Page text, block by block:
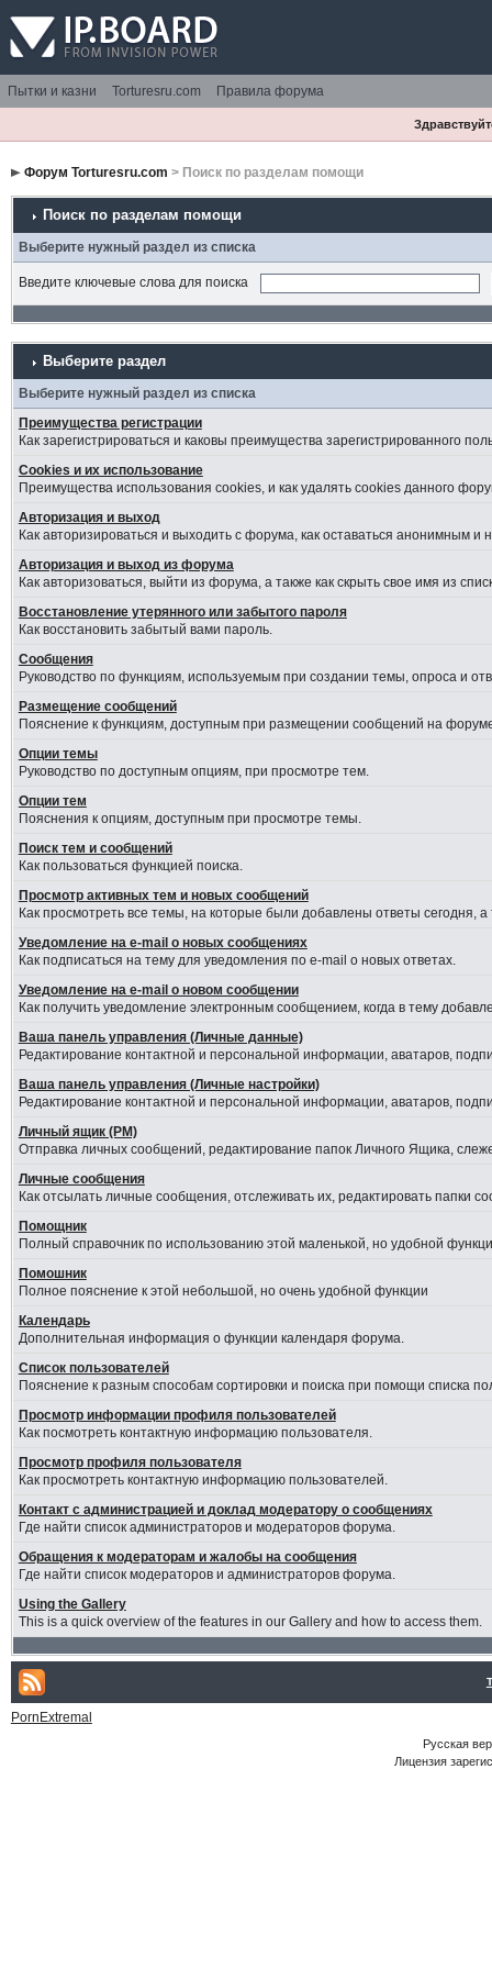
Пытки и казни Torturesru.com Правила форума
Форум Torturesru.com > Поиск по разделам помощи
Поиск по разделам помощи
Выберите нужный раздел из списка
Введите ключевые слова для поиска
Выберите раздел
Выберите нужный раздел из списка
Преимущества регистрации
Как зарегистрироваться и каковы преимущества зарегистрированного
Cookies и их использование
Преимущества использования cookies, и как удалять cookies данного
Авторизация и выход
Как авторизироваться и выходить с форума, как оставаться анонимным
Авторизация и выход из форума
Как авторизоваться, выйти из форума, а также как скрыть свое имя из
Восстановление утерянного или забытого пароля
Как восстановить забытый вами пароль.
Сообщения
Руководство по функциям, используемым при создании темы, опроса и
Размещение сообщений
Пояснение к функциям, доступным при размещении сообщений на
Опции темы
Руководство по доступным опциям, при просмотре тем.
Опции тем
Пояснения к опциям, доступным при просмотре темы.
Поиск тем и сообщений
Как пользоваться функцией поиска.
Просмотр активных тем и новых сообщений
Как просмотреть все темы, на которые были добавлены ответы сегодня,
Уведомление на e-mail о новых сообщениях
Как подписаться на тему для уведомления по e-mail о новых ответах.
Уведомление на е-mail о новом сообщении
Как получить уведомление электронным сообщением, когда в тему
Ваша панель управления (Личные данные)
Редактирование контактной и персональной информации, аватаров,
Ваша панель управления (Личные настройки)
Редактирование контактной и персональной информации, аватаров,
Личный ящик (PM)
Отправка личных сообщений, редактирование папок Личного Ящика,
Личные сообщения
Как отсылать личные сообщения, отслеживать их, редактировать папки
Помощник
Полный справочник по использованию этой маленькой, но удобной
Помошник
Полное пояснение к этой небольшой, но очень удобной функции
Календарь
Дополнительная информация о функции календаря форума.
Список пользователей
Пояснение к разным способам сортировки и поиска при помощи списка
Просмотр информации профиля пользователей
Как посмотреть контактную информацию пользователя.
Просмотр профиля пользователя
Как просмотреть контактную информацию пользователей.
Контакт с администрацией и доклад модератору о сообщениях
Где найти список администраторов и модераторов форума.
Обращения к модераторам и жалобы на сообщения
Где найти список модераторов и администраторов форума.
Using the Gallery
This is a quick overview of the features in our Gallery and how to access them.
PornExtremal
Русская
Лицензия